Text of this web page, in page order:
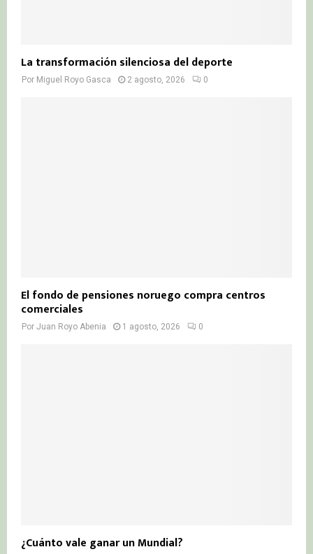
La transformación silenciosa del deporte
Por Miguel Royo Gasca 2 agosto, 2026 0
El fondo de pensiones noruego compra centros
comerciales
Por Juan Royo Abenia 1 agosto, 2026 0
¿Cuánto vale ganar un Mundial?